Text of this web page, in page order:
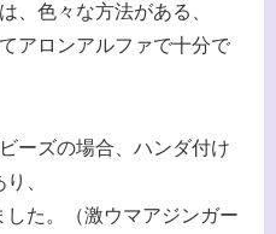
、色々な方法がある、
アロンアルファで十分で
ーズの場合、ハンダ付け
、
た。（激ウマアジンガー